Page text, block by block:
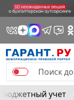
Бюджетный учет